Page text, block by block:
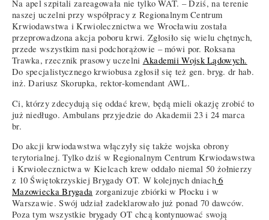
Na apel szpitali zareagowała nie tylko WAT. – Dziś, na terenie
naszej uczelni przy współpracy z Regionalnym Centrum
Krwiodawstwa i Krwiolecznictwa we Wrocławiu została
przeprowadzona akcja poboru krwi. Zgłosiło się wielu chętnych,
przede wszystkim nasi podchorążowie – mówi por. Roksana
Trawka, rzecznik prasowy uczelni Akademii Wojsk Lądowych.
Do specjalistycznego krwiobusa zgłosił się też gen. bryg. dr hab.
inż. Dariusz Skorupka, rektor-komendant AWL.
Ci, którzy zdecydują się oddać krew, będą mieli okazję zrobić to
już niedługo. Ambulans przyjedzie do Akademii 23 i 24 marca
br.
Do akcji krwiodawstwa włączyły się także wojska obrony
terytorialnej. Tylko dziś w Regionalnym Centrum Krwiodawstwa
i Krwiolecznictwa w Kielcach krew oddało niemal 50 żołnierzy
z 10 Świętokrzyskiej Brygady OT. W kolejnych dniach6
Mazowiecka Brygada zorganizuje zbiórki w Płocku i w
Warszawie. Swój udział zadeklarowało już ponad 70 dawców.
Poza tym wszystkie brygady OT chcą kontynuować swoją